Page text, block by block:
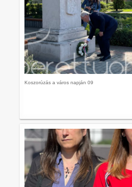
Koszorúzás a város napján 09